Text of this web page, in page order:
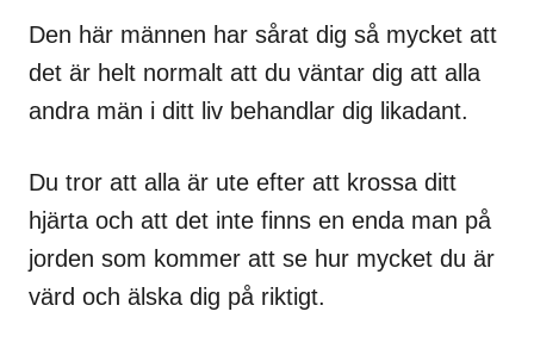
Den här männen har sårat dig så mycket att
det är helt normalt att du väntar dig att alla
andra män i ditt liv behandlar dig likadant.
Du tror att alla är ute efter att krossa ditt
hjärta och att det inte finns en enda man på
jorden som kommer att se hur mycket du är
värd och älska dig på riktigt.